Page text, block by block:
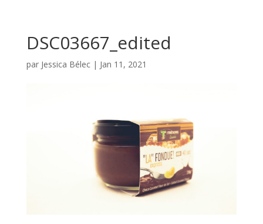
DSC03667_edited
par Jessica Bélec| Jan 11, 2021